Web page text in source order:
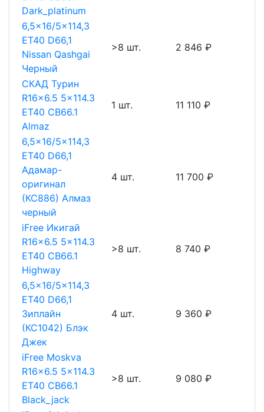
Dark_platinum
6,5x16/5x114,3
ET40 D66,1
Nissan Qashgai
Черный
>8 шт. 2 846 ₽
СКАД Турин
R16x6.5 5x114.3
ET40 CB66.1
Almaz
1 шт. 11 110 ₽
6,5x16/5x114,3
ET40 D66,1
Адамар-
оригинал
(КС886) Алмаз
черный
4 шт. 11 700 ₽
iFree Икигай
R16x6.5 5x114.3
ET40 CB66.1
Highway
>8 шт. 8 740 ₽
6,5x16/5x114,3
ET40 D66,1
Зиплайн
(КС1042) Блэк
Джек
4 шт. 9 360 ₽
iFree Moskva
R16x6.5 5x114.3
ET40 CB66.1
Black_jack
>8 шт. 9 080 ₽